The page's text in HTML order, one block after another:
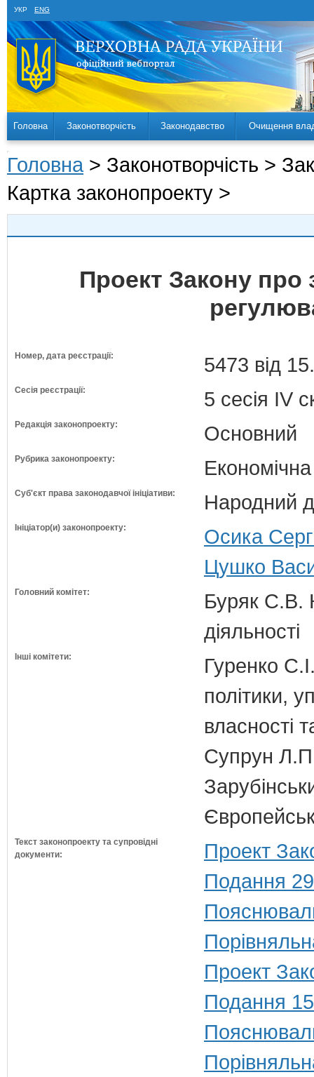
УКР ENG
Головна Законотворчість Законодавство Очищення
Головна > Законотворчість >
Картка законопроекту >
Проект Закону
Номер, дата реєстрації: 5473 від
Сесія реєстрації: 5 сесія IV
Редакція законопроекту: Основний
Рубрика законопроекту:
Суб'єкт права законодавчої ініціативи: Народний
Ініціатор(и) законопроекту:
Осика
Цушко
Головний комітет:
Буряк С.В.
діяльності
Інші комітети:
Гуренко
політики,
власності
Супрун
Текст законопроекту та супровідні
документи:
Проект
Подання
Проект
Подання